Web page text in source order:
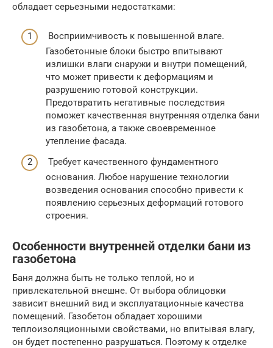
обладает серьезными недостатками:
Восприимчивость к повышенной влаге.
Газобетонные блоки быстро впитывают
излишки влаги снаружи и внутри помещений,
что может привести к деформациям и
разрушению готовой конструкции.
Предотвратить негативные последствия
поможет качественная внутренняя отделка бани
из газобетона, а также своевременное
утепление фасада.
Требует качественного фундаментного
основания. Любое нарушение технологии
возведения основания способно привести к
появлению серьезных деформаций готового
строения.
Особенности внутренней отделки бани из
газобетона
Баня должна быть не только теплой, но и
привлекательной внешне. От выбора облицовки
зависит внешний вид и эксплуатационные качества
помещений. Газобетон обладает хорошими
теплоизоляционными свойствами, но впитывая влагу,
он будет постепенно разрушаться. Поэтому к отделке